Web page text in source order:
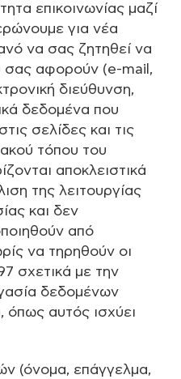
επικοινωνίας μαζί
για νέα
να σας ζητηθεί να
σας αφορούν (e-mail,
διεύθυνση,
δεδομένα που
σελίδες και τις
τόπου του
αποκλειστικά
της λειτουργίας
και δεν
από
να τηρηθούν οι
σχετικά με την
δεδομένων
όπως αυτός ισχύει
(όνομα, επάγγελμα,